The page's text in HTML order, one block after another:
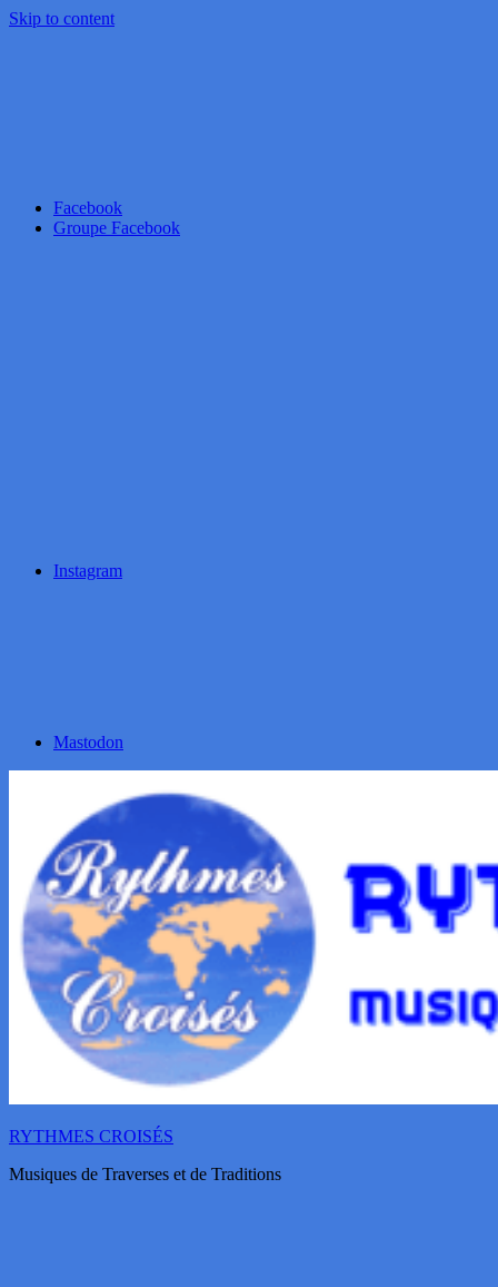
Skip to content
Facebook
Groupe Facebook
Instagram
Mastodon
RYTHMES CROISÉS
Musiques de Traverses et de Traditions